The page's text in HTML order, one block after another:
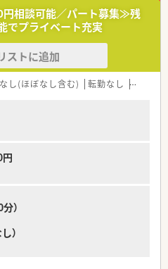
額負担など、最新の医療システム導
にいても効率的に業務が行える環境
ワクチン接種の費用補助など、複数
康管理を法人として手厚くサポート
円相談可能／パート募集≫残
でプライベート充実
ストに追加
し(ほぼなし含む) 転勤なし 車通勤
）
）